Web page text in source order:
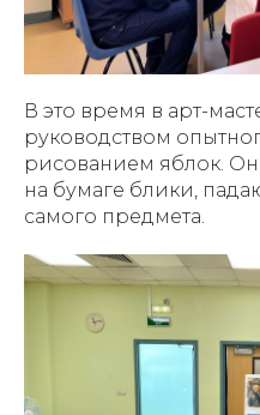
В это время в арт-
руководством
рисованием яблок.
на бумаге блики,
самого предмета.